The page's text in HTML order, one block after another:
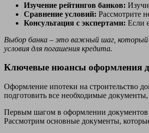
Изучение рейтингов банков:
Сравнение условий: Рассмотрите
Консультация с экспертами: Если
Выбор банка – это важный шаг,
условия для погашения кредита.
Ключевые нюансы оформления
Оформление ипотеки на строительство
подготовить все необходимые
Первым шагом в оформлении документов
Рассмотрим основные документы,